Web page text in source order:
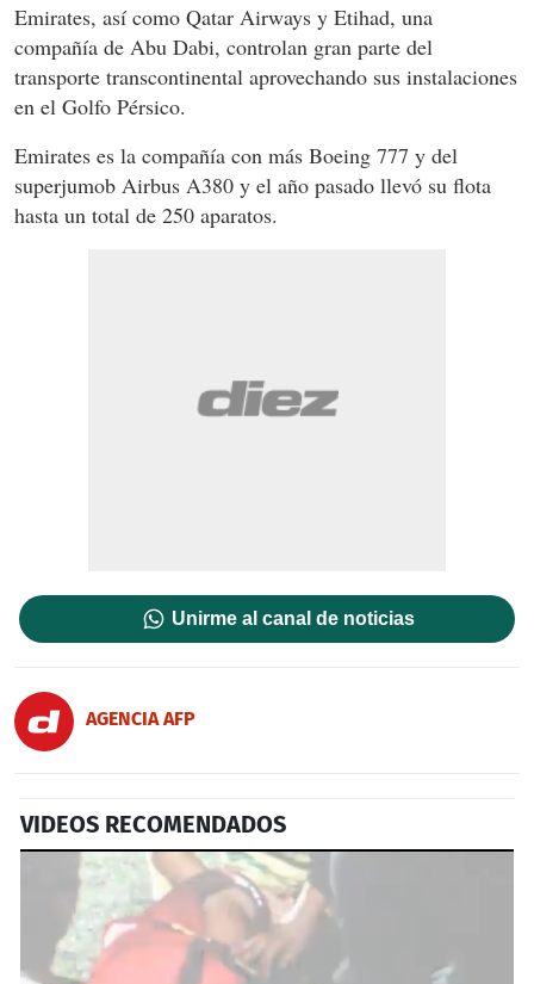
Emirates, así como Qatar Airways y Etihad, una
compañía de Abu Dabi, controlan gran parte del
transporte transcontinental aprovechando sus instalaciones
en el Golfo Pérsico.
Emirates es la compañía con más Boeing 777 y del
superjumob Airbus A380 y el año pasado llevó su flota
hasta un total de 250 aparatos.
Unirme al canal de noticias
AGENCIA AFP
VIDEOS RECOMENDADOS